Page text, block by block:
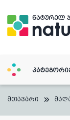
content
მთავარი